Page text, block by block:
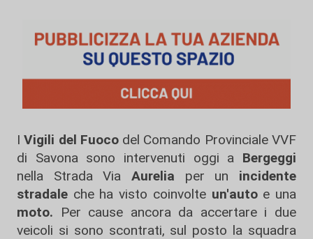
IVigili del Fuocodel Comando Provinciale VVF
di Savona sono intervenuti oggi a Bergeggi
nella Strada Via Aurelia per un incidente
stradale che ha visto coinvolte un'autoe una
moto. Per cause ancora da accertare i due
veicoli si sono scontrati, sul posto la squadra